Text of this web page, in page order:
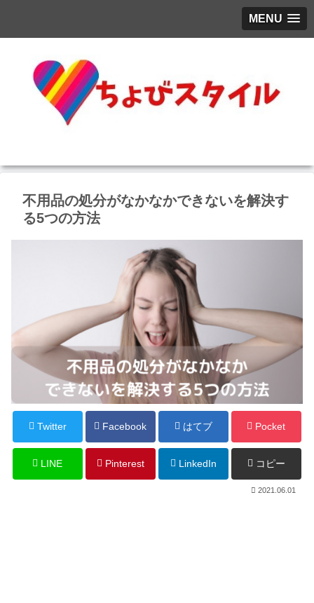
MENU
不用品の処分がなかなかできないを解決す
る5つの方法
Twitter Facebook はてブ Pocket
LINE Pinterest LinkedIn コピー
2021.06.01